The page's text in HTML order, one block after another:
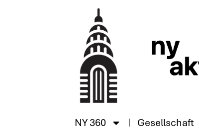
NY 360 Gesellschaft